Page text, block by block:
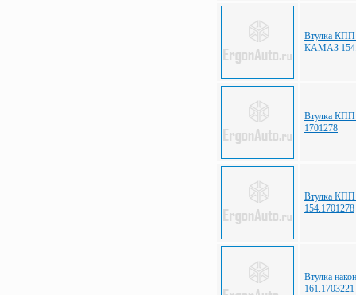
Втулка КПП
КАМАЗ
Втулка КПП
1701278
Втулка КПП
154.1701278
Втулка
161.1703221